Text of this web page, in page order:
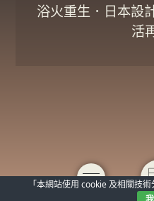
浴火重生．日本設
活
「本網站使用 cookie 及相關技